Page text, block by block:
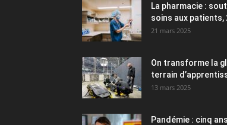
La pharmacie :
soins aux patients,
21 mars 2025
On transforme la
terrain
13 mars 2025
Pandémie : cinq